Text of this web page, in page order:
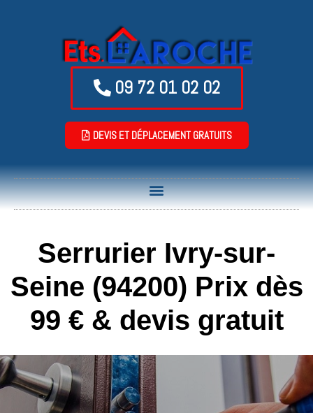
09 72 01 02 02
DEVIS ET DÉPLACEMENT GRATUITS
Serrurier Ivry-sur-
Seine (94200) Prix dès
99 € & devis gratuit